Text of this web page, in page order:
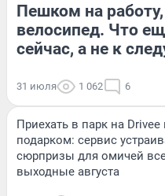
Пешком на
велосипед. Что
сейчас, а не к
31 июля 1 062 6
Приехать в парк на Drivee
подарком: сервис
сюрпризы для омичей
выходные августа